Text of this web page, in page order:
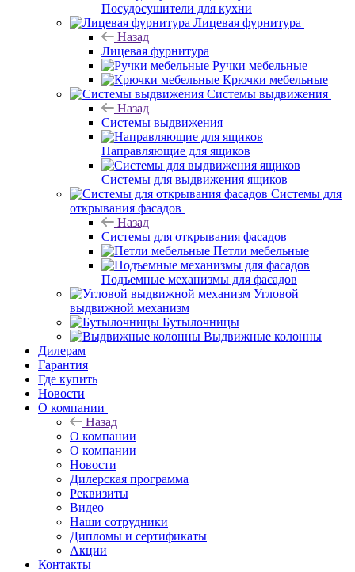
Посудосушители для кухни
Лицевая фурнитура
Назад
Лицевая фурнитура
Ручки мебельные
Крючки мебельные
Системы выдвижения
Назад
Системы выдвижения
Направляющие для ящиков
Системы для выдвижения ящиков
Системы для
открывания фасадов
Назад
Системы для открывания фасадов
Петли мебельные
Подъемные механизмы для фасадов
Угловой
выдвижной механизм
Бутылочницы
Выдвижные колонны
Дилерам
Гарантия
Где купить
Новости
О компании
Назад
О компании
О компании
Новости
Дилерская программа
Реквизиты
Видео
Наши сотрудники
Дипломы и сертификаты
Акции
Контакты